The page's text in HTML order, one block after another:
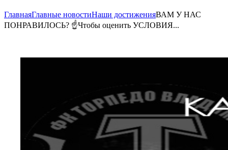
ГлавнаяГлавные новостиНаши достиженияВАМ У НАС
ПОНРАВИЛОСЬ? ☝Чтобы оценить УСЛОВИЯ...